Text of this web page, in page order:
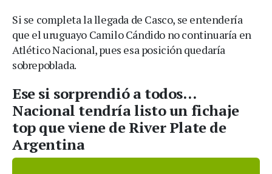
Si se completa la llegada de Casco, se entendería
que el uruguayo Camilo Cándido no continuaría en
Atlético Nacional, pues esa posición quedaría
sobrepoblada.
Ese si sorprendió a todos…
Nacional tendría listo un fichaje
top que viene de River Plate de
Argentina